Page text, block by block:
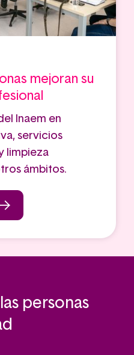
mejoran su
Inaem en
servicios
limpieza
ámbitos.
personas